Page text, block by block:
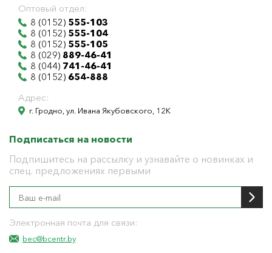
Оптовый отдел:
8 (0152) 555-103
8 (0152) 555-104
8 (0152) 555-105
8 (029) 889-46-41
8 (044) 741-46-41
8 (0152) 654-888
Адрес:
г. Гродно, ул. Ивана Якубовского, 12К
Подписаться на новости
Подпишитесь на рассылку и узнавайте о новинках и
спец. предложениях первыми
Электронная почта для связи:
bec@bcentr.by